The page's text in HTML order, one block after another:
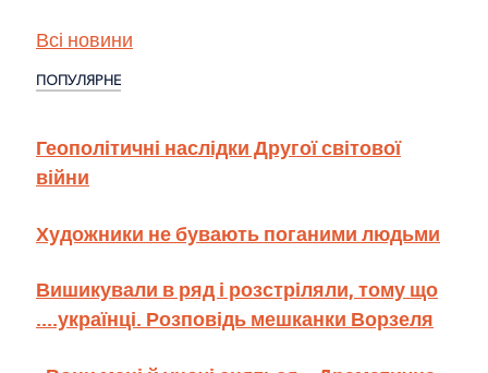
Всі новини
ПОПУЛЯРНЕ
Геополітичні наслідки Другої світової
війни
Художники не бувають поганими людьми
Вишикували в ряд і розстріляли, тому що
....українці. Розповідь мешканки Ворзеля